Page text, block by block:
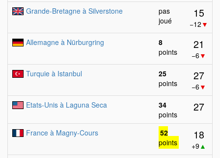
Grande-Bretagne à Silverstone
pas
joué
15
−12 ▼
Allemagne à Nürburgring
8
points
21
−6▼
Turquie à Istanbul
25
points
27
−6▼
Etats-Unis à Laguna Seca
34
points
27
France à Magny-Cours
52
points
18
+9▲